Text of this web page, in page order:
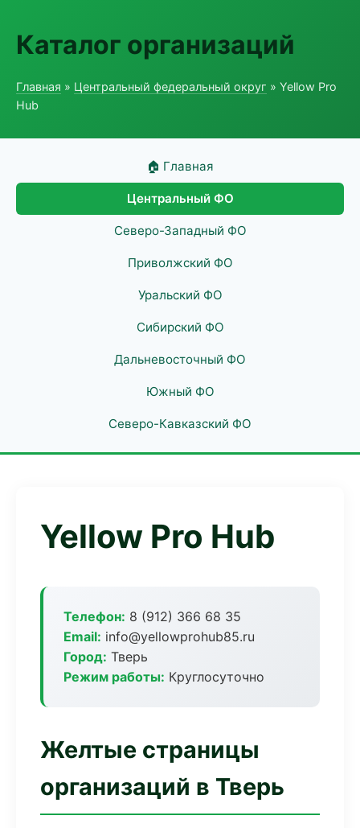
Каталог организаций
Главная » Центральный федеральный округ » Yellow Pro
Hub
🏠 Главная
Центральный ФО
Северо-Западный ФО
Приволжский ФО
Уральский ФО
Сибирский ФО
Дальневосточный ФО
Южный ФО
Северо-Кавказский ФО
Yellow Pro Hub
Телефон: 8 (912) 366 68 35
Email: info@yellowprohub85.ru
Город: Тверь
Режим работы: Круглосуточно
Желтые страницы
организаций в Тверь